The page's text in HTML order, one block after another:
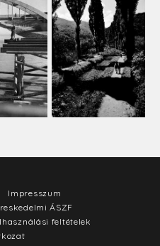
Impresszum
ÁSZF
feltételek